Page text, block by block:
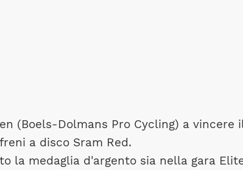
(Boels-Dolmans Pro Cycling) a vincere
a disco Sram Red.
la medaglia d'argento sia nella gara